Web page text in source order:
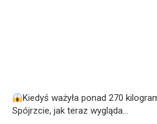
Kiedyś ważyła ponad 270
Spójrzcie, jak teraz wygląda…